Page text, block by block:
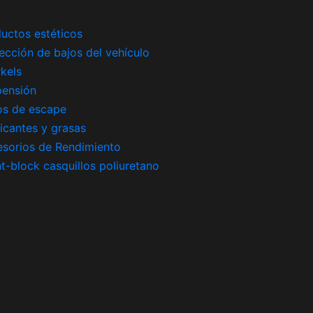
estéticos
de bajos del vehículo
de escape
y grasas
de Rendimiento
block casquillos poliuretano